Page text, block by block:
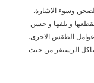
وسوء الاشارة.
و تلفها و حسن
عوامل الطقس الاخرى.
الرسيفر من حيث